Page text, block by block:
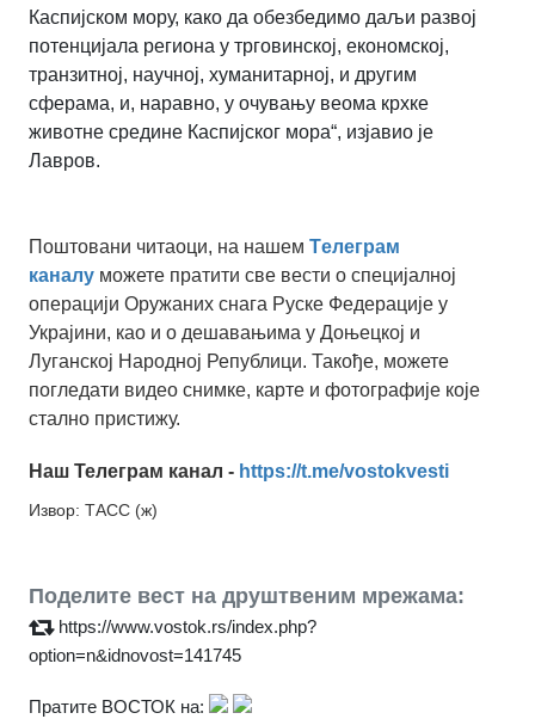
Каспијском мору, како да обезбедимо даљи развој
потенцијала региона у трговинској, економској,
транзитној, научној, хуманитарној, и другим
сферама, и, наравно, у очувању веома крхке
животне средине Каспијског мора“, изјавио је
Лавров.
Поштовани читаоци, на нашем Tелеграм
каналу можете пратити све вести о специјалној
операцији Оружаних снага Руске Федерације у
Украјини, као и о дешавањима у Доњецкој и
Луганској Народној Републици. Такође, можете
погледати видео снимке, карте и фотографије које
стално пристижу.
Наш Телеграм канал - https://t.me/vostokvesti
Извор: ТАСС (ж)
Поделите вест на друштвеним мрежама:
https://www.vostok.rs/index.php?
option=n&idnovost=141745
Пратите ВОСТОК на: